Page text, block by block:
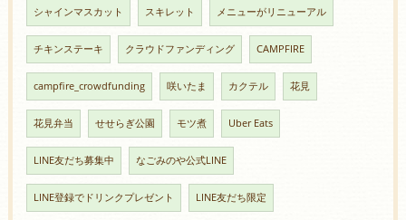
シャインマスカット スキレット メニューがリニューアル
チキンステーキ クラウドファンディング CAMPFIRE
campfire_crowdfunding 咲いたま カクテル 花見
花見弁当 せせらぎ公園 モツ煮 Uber Eats
LINE友だち募集中 なごみのや公式LINE
LINE登録でドリンクプレゼント LINE友だち限定